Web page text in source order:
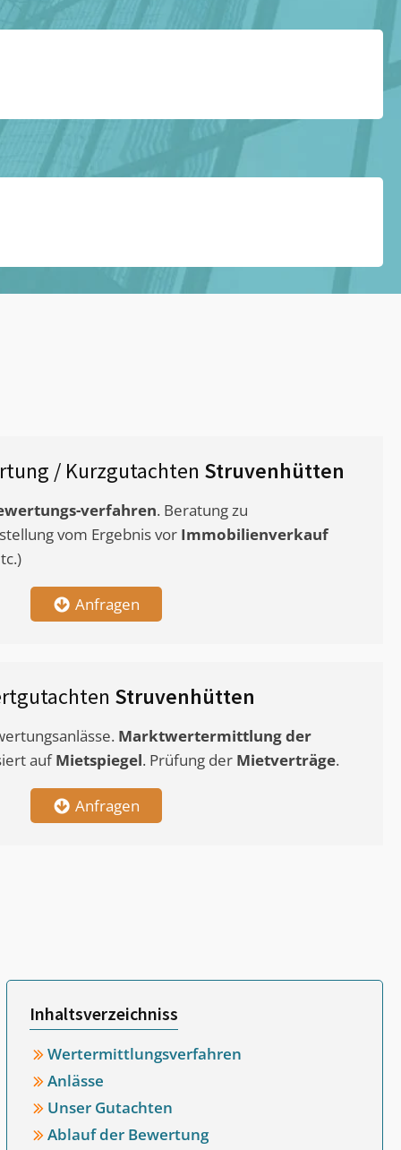
/ Kurzgutachten Struvenhütten
verfahren. Beratung zu
vom Ergebnis vor Immobilienverkauf
Anfragen
Struvenhütten
Marktwertermittlungder
aufMietspiegel. Prüfung der Mietverträge.
Anfragen
Inhaltsverzeichniss
Wertermittlungsverfahren
Anlässe
Unser Gutachten
Ablauf der Bewertung